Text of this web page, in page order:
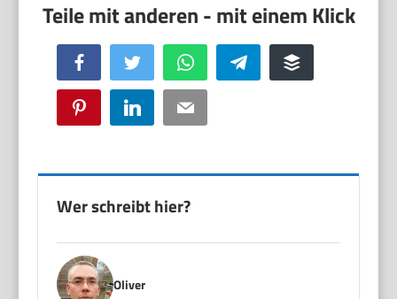
Facebook Twitter WhatsApp Telegram Buffer
Pinterest LinkedIn Email
Wer schreibt hier?
Oliver